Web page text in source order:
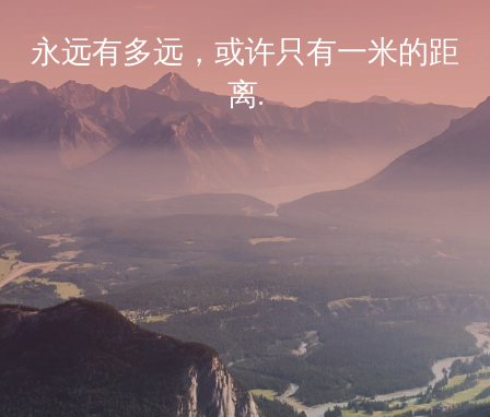
永远有多远，或许只有一米的距
离.